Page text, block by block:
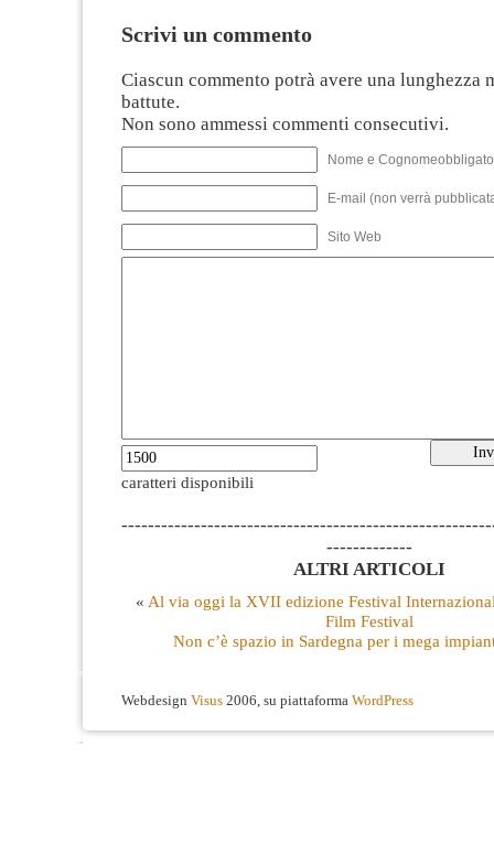
Scrivi un commento
Ciascun commento potrà avere una lunghezza
battute.
Non sono ammessi commenti consecutivi.
Nome e
E-mail (non verrà
Sito Web
caratteri disponibili
-------------
ALTRI ARTICOLI
« Al via oggi la XVII edizione Festival
Film Festival
Non c’è spazio in Sardegna per i mega
Webdesign Visus 2006, su piattaforma WordPress